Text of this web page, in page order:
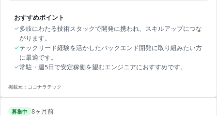
おすすめポイント
✓多岐にわたる技術スタックで開発に携われ、スキルアップにつな
がります。
✓テックリード経験を活かしたバックエンド開発に取り組みたい方
に最適です。
✓常駐・週5日で安定稼働を望むエンジニアにおすすめです。
掲載元： ココナラテック
募集中 8ヶ月前